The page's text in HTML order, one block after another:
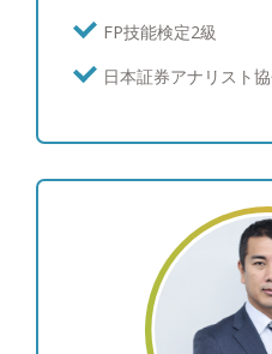
討中の方々にも、期待に
供させて頂けることと自
用：ポートフォリオ運用
多くいただくため、個別
債券と、インデックス投
心にご提案を行い、継続
ンを目指すポートフォリ
果としてお客様からは、
ただける運用を行えてい
任せて良かった。」と喜
です。 【資産運用：情
FP技能検定2級
日本証券アナリスト